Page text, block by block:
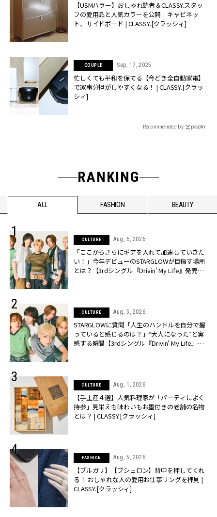
【USMハラー】おしゃれ読者＆CLASSY.スタッ
フの愛用品と人気カラーを公開｜キャビネッ
ト、サイドボード | CLASSY.[クラッシィ]
COUPLE Sep, 17, 2025
忙しくても平和を保てる【今どき全自動家電】
で家事分担がしやすくなる！ | CLASSY.[クラッ
シィ]
Recommended by
RANKING
ALL FASHION BEAUTY
CULTURE Aug, 6, 2026
「ここからさらにギアを入れて加速していきた
い！」今年デビューのSTARGLOWが目指す場所
とは？【3rdシングル『Drivin' My Life』発売】 |
CULTURE Aug, 5, 2026
STARGLOWに質問「人生のハンドルを自分で握
っていると感じるのは？」“大️人になった”と実
感する瞬間【3rdシングル『Drivin' My Life』発
CULTURE Aug, 1, 2026
【手土産４選】人気料理家が「パーティによく
持参」見栄えも味わいもお墨付きの老舗の名物
とは？ | CLASSY.[クラッシィ]
FASHION Aug, 5, 2026
【ブルガリ】【ブシュロン】背中を押してくれ
る！ おしゃれな人の愛用お仕事リングを拝見 |
CLASSY.[クラッシィ]